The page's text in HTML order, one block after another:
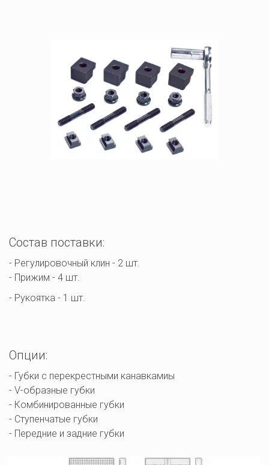
Состав поставки:
- Регулировочный клин - 2 шт.
- Прижим - 4 шт.
- Рукоятка - 1 шт.
Опции:
- Губки с перекрестными канавкамиы
- V-образные губки
- Комбинированные губки
- Ступенчатые губки
- Передние и задние губки